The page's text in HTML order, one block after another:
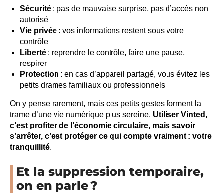
Sécurité : pas de mauvaise surprise, pas d’accès non
autorisé
Vie privée : vos informations restent sous votre
contrôle
Liberté : reprendre le contrôle, faire une pause,
respirer
Protection : en cas d’appareil partagé, vous évitez les
petits drames familiaux ou professionnels
On y pense rarement, mais ces petits gestes forment la
trame d’une vie numérique plus sereine. Utiliser Vinted,
c’est profiter de l’économie circulaire, mais savoir
s’arrêter, c’est protéger ce qui compte vraiment : votre
tranquillité.
Et la suppression temporaire,
on en parle ?